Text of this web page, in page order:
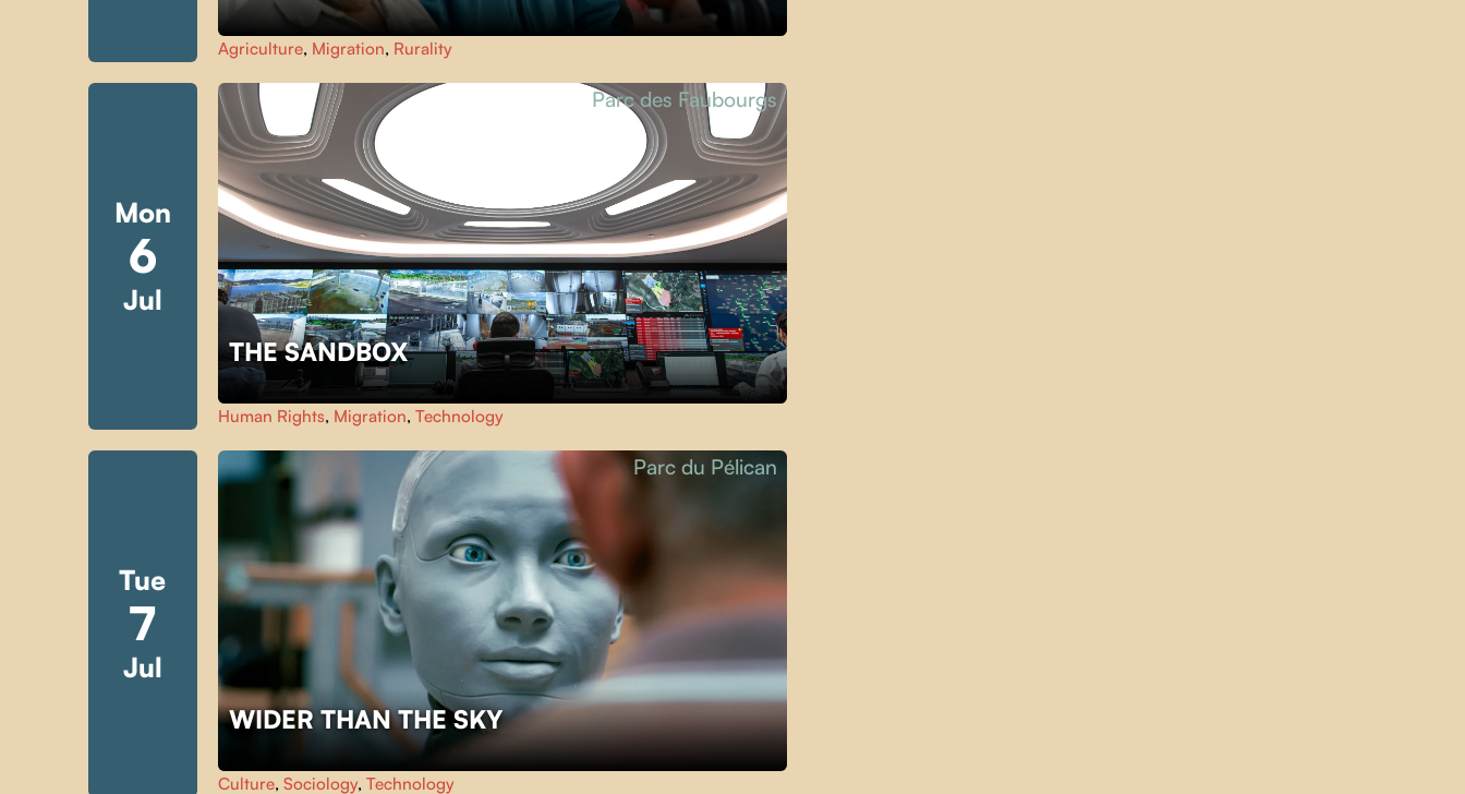
Agriculture, Migration, Rurality
Mon
6
Jul
THE SANDBOX
Parc des Faubourgs
Human Rights, Migration, Technology
Tue
7
Jul
WIDER THAN THE SKY
Parc du Pélican
Culture, Sociology, Technology